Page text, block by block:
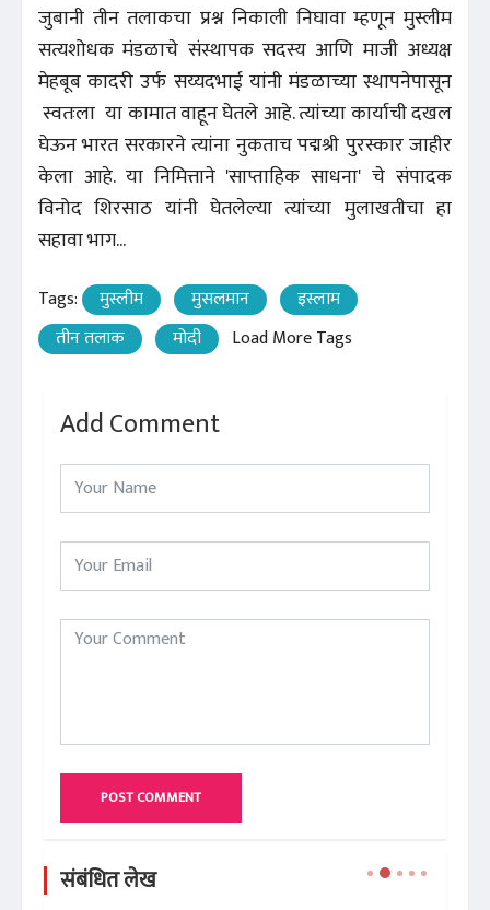
जुबानी तीन तलाकचा प्रश्न निकाली निघावा म्हणून मुस्लीम
सत्यशोधक मंडळाचे संस्थापक सदस्य आणि माजी अध्यक्ष
मेहबूब कादरी उर्फ सय्यदभाई यांनी मंडळाच्या स्थापनेपासून
स्वतःला या कामात वाहून घेतले आहे. त्यांच्या कार्याची दखल
घेऊन भारत सरकारने त्यांना नुकताच पद्मश्री पुरस्कार जाहीर
केला आहे. या निमित्ताने 'साप्ताहिक साधना' चे संपादक
विनोद शिरसाठ यांनी घेतलेल्या त्यांच्या मुलाखतीचा हा
सहावा भाग...
Tags: मुस्लीम मुसलमान
इस्लाम
तीन तलाक
मोदी Load More Tags
Add Comment
POST COMMENT
संबंधित लेख